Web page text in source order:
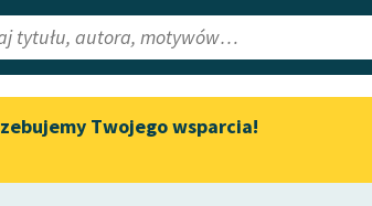
Lektury
Aktualności
Byliśmy częścią AI Impact Lab
Twojego wsparcia!